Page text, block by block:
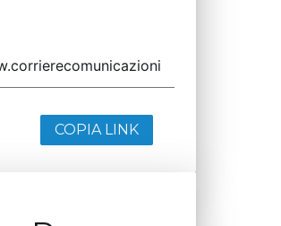
COPIA LINK